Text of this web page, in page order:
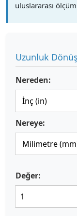
uluslararası
Uzunluk
Nereden:
Nereye:
Değer: